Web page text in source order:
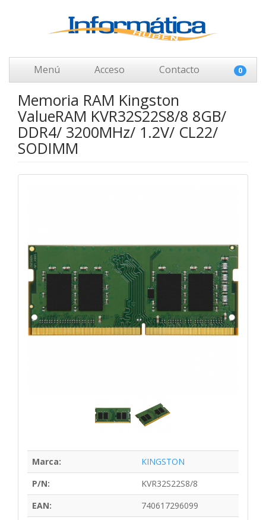
Menú Acceso Contacto 0
Memoria RAM Kingston
ValueRAM KVR32S22S8/8 8GB/
DDR4/ 3200MHz/ 1.2V/ CL22/
SODIMM
Marca:
KINGSTON
P/N:
KVR32S22S8/8
EAN:
740617296099